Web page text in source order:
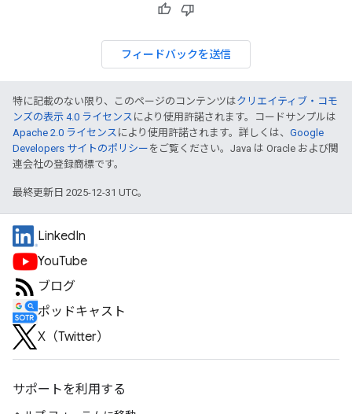
フィードバックを送信
特に記載のない限り、このページのコンテンツはクリエイティブ・コモ
ンズの表示 4.0 ライセンス により使用許諾されます。コードサンプルは
Apache 2.0 ライセンス により使用許諾されます。詳しくは、 Google
Developers サイトのポリシー をご覧ください。Java は Oracle および関
連会社の登録商標です。
最終更新日 2025-12-31 UTC。
LinkedIn
YouTube
ブログ
ポッドキャスト
X（Twitter）
サポートを利用する